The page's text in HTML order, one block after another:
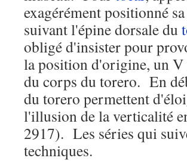
exagérément positionné
suivant l'épine dorsale du
obligé d'insister pour
la position d'origine, un
du corps du torero. En
du torero permettent
l'illusion de la verticalité
2917). Les séries qui
techniques.